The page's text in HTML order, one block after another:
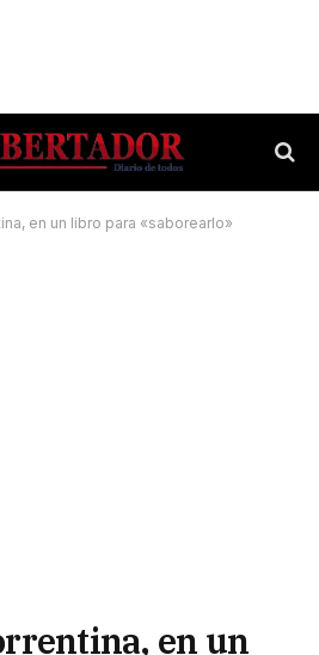
en un libro para «saborearlo»
en un